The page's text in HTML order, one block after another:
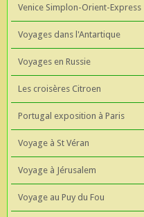
Venice Simplon-Orient-Express
Voyages dans l'Antartique
Voyages en Russie
Les croisères Citroen
Portugal exposition à Paris
Voyage à St Véran
Voyage à Jérusalem
Voyage au Puy du Fou